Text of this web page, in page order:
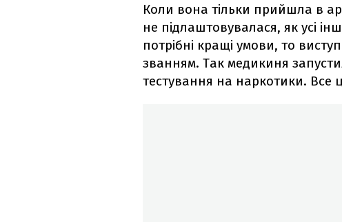
Коли вона тільки прийшла в
не підлаштовувалася, як усі
потрібні кращі умови, то
званням. Так медикиня
тестування на наркотики. Все